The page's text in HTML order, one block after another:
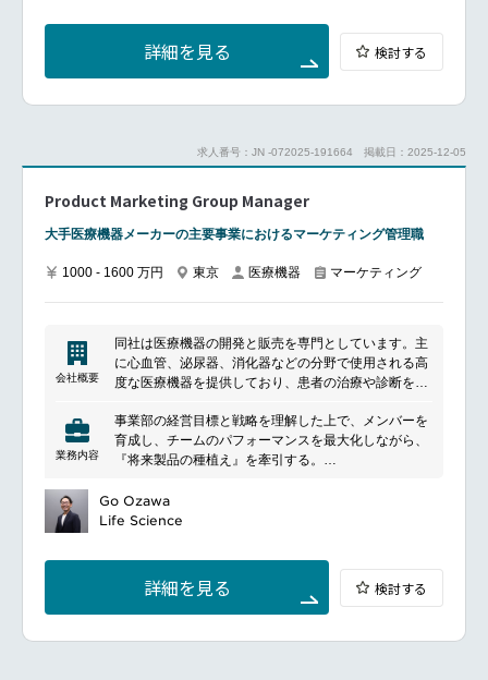
して遂行していく業務となります。
業務内容：
市場・業界動向や顧客（医療機関、保険薬局）ニーズ
調査、競合調査等
各施策の実行は、コンテンツディレクター、制作ディ
等のメンバーや外部パートナーと協働しながら、実行
詳細を見る 検討する
求人番号：JN -072025-191664 掲載日：2025-12-05
Product Marketing Group Manager
大手医療機器メーカーの主要事業におけるマーケティング管理職
1000 - 1600 万円 東京 医療機器 マーケティング
会社概要
同社は医療機器の開発と販売を専門としています。主
に心血管、泌尿器、消化器などの分野で使用される高
度な医療機器を提供しており、患者の治療や診断を支
場のニーズに応える製品を次々と市場に投入していま
す。製品ラインナップには、カテーテルやステント、
内視鏡機器などがあり、高い品質と安全性を誇りま
療法の普及と医療技術の向上を目指しています。患者
の生活の質向上をミッションに掲げ、グローバルなネ
リューションを提供しています。
業務内容
事業部の経営目標と戦略を理解した上で、メンバーを
育成し、チームのパフォーマンスを最大化しながら、
『将来製品の種植え』を牽引する。
カテゴリーリーダーシップ強化のための、製品の改
良、開発、製品化（種を植える）。
立案と実行。
プロダクトライフサイクルマネジメントに沿った効果
的・効率的な製品マネジメントの実施。
製品在庫分析及び適切なフォーキャストによる在庫マ
Go Ozawa
Life Science
詳細を見る 検討する